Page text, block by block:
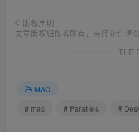
杂
解决了在虚拟机中运行时
© 版权声明
文章版权归作者所有，未经允许请勿
THE
MAC
# mac
# Parallels #